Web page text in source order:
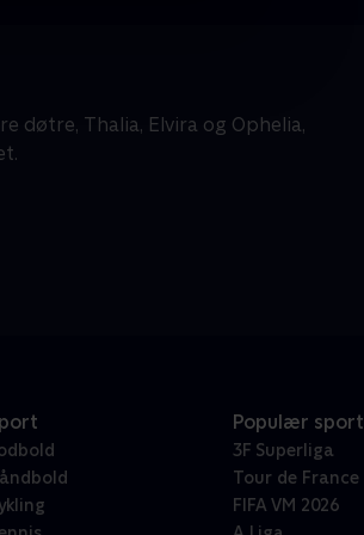
døtre, Thalia, Elvira og Ophelia,
Populær sport
3F Superliga
Tour de France
FIFA VM 2026